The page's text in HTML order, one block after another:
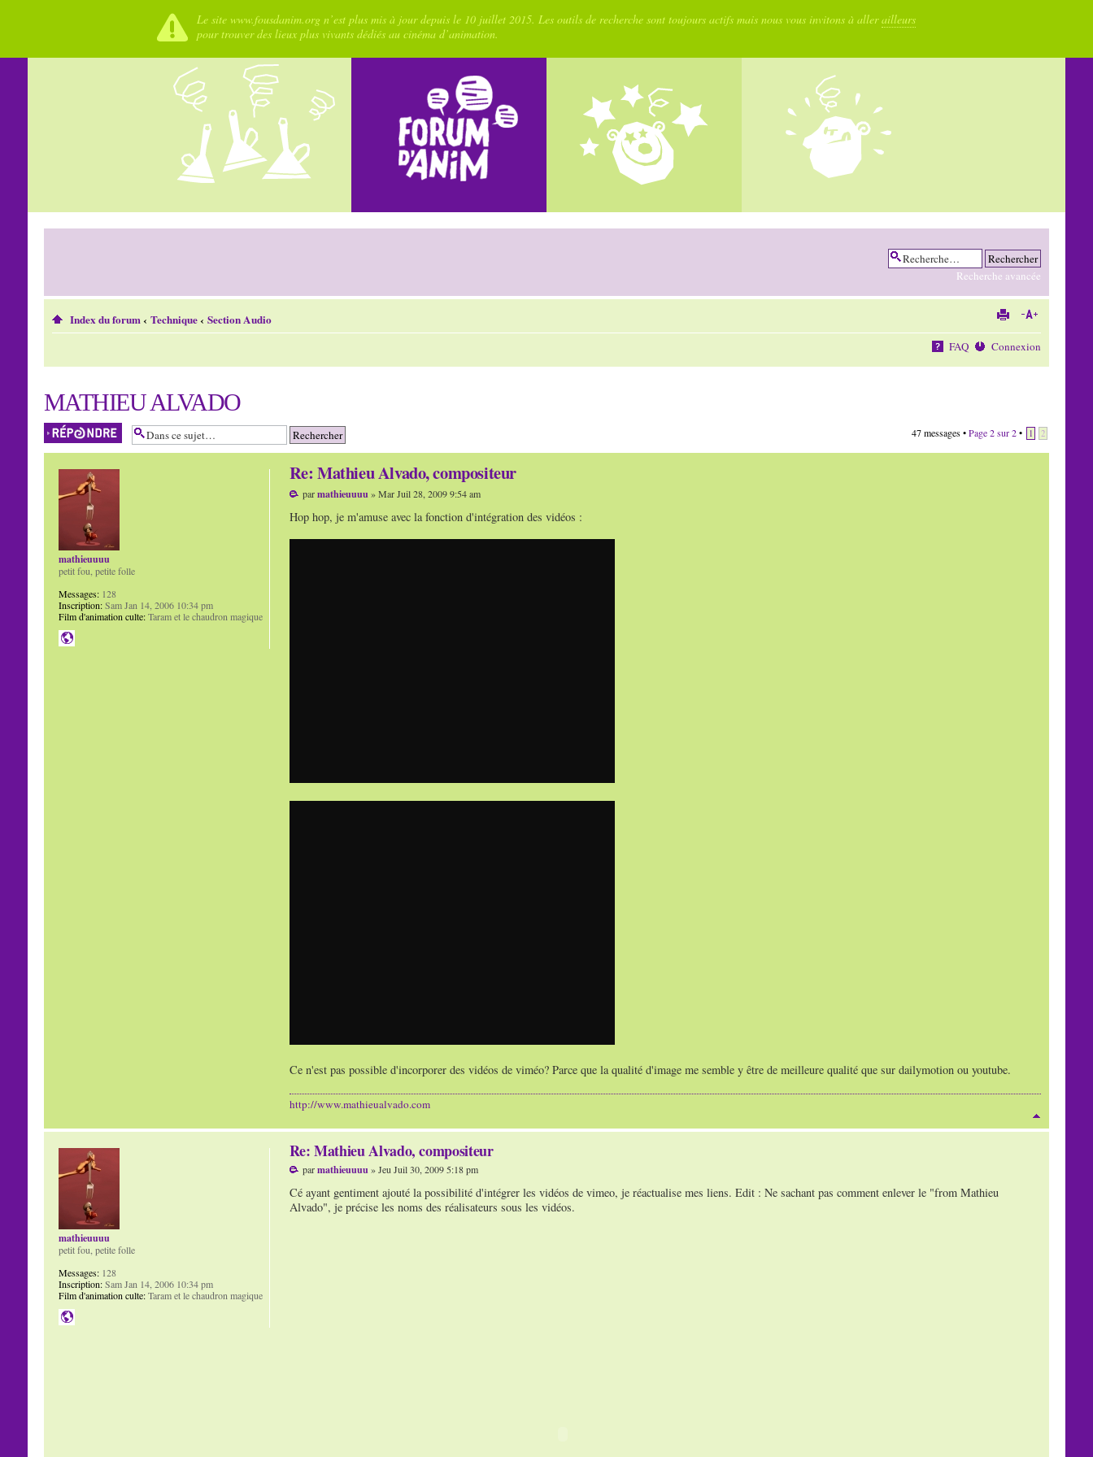
Le site www.fousdanim.org n’est plus mis à jour depuis le 10 juillet 2015. Les outils de recherche sont toujours actifs mais nous vous invitons à allerailleurs
pour trouver des lieux plus vivants dédiés au cinéma d’animation.
Recherche avancée
Index du forum‹ Technique‹ Section Audio
FAQ Connexion
MATHIEU ALVADO
Répondre 47 messages •Page2sur2• 1 2
Re: Mathieu Alvado, compositeur
parmathieuuuu » Mar Juil 28, 2009 9:54 am
Hop hop, je m'amuse avec la fonction d'intégration des vidéos :
Ce n'est pas possible d'incorporer des vidéos de viméo? Parce que la qualité d'image me semble y être de meilleure qualité que sur dailymotion ou youtube.
http://www.mathieualvado.com
mathieuuuu
petit fou, petite folle
Messages:128
Inscription:Sam Jan 14, 2006 10:34 pm
Film d'animation culte:Taram et le chaudron magique
Re: Mathieu Alvado, compositeur
parmathieuuuu » Jeu Juil 30, 2009 5:18 pm
Cé ayant gentiment ajouté la possibilité d'intégrer les vidéos de vimeo, je réactualise mes liens. Edit : Ne sachant pas comment enlever le "from Mathieu
Alvado", je précise les noms des réalisateurs sous les vidéos.
mathieuuuu
petit fou, petite folle
Messages:128
Inscription:Sam Jan 14, 2006 10:34 pm
Film d'animation culte:Taram et le chaudron magique